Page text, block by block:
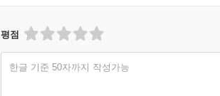
평점
한글 기준 50자까지 작성가능